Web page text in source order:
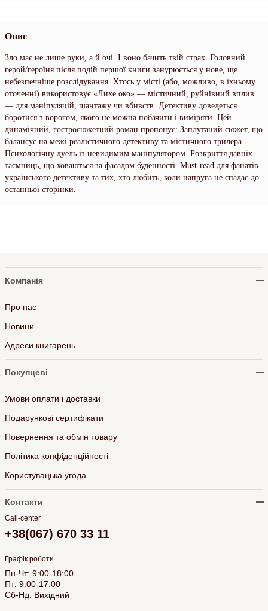
Опис
Зло має не лише руки, а й очі. І воно бачить твій страх. Головний
герой/героїня після подій першої книги занурюється у нове, ще
небезпечніше розслідування. Хтось у місті (або, можливо, в їхньому
оточенні) використовує «Лихе око» — містичний, руйнівний вплив
— для маніпуляцій, шантажу чи вбивств. Детективу доведеться
боротися з ворогом, якого не можна побачити і виміряти. Цей
динамічний, гостросюжетний роман пропонує: Заплутаний сюжет, що
балансує на межі реалістичного детективу та містичного трилера.
Психологічну дуель із невидимим маніпулятором. Розкриття давніх
таємниць, що ховаються за фасадом буденності. Must-read для фанатів
українського детективу та тих, хто любить, коли напруга не спадає до
останньої сторінки.
Компанія
Про нас
Новини
Адреси книгарень
Покупцеві
Умови оплати і доставки
Подарункові сертифікати
Повернення та обмін товару
Політика конфіденційності
Користувацька угода
Контакти
Call-center
+38(067) 670 33 11
Графік роботи
Пн-Чт: 9:00-18:00
Пт: 9:00-17:00
Сб-Нд: Вихідний